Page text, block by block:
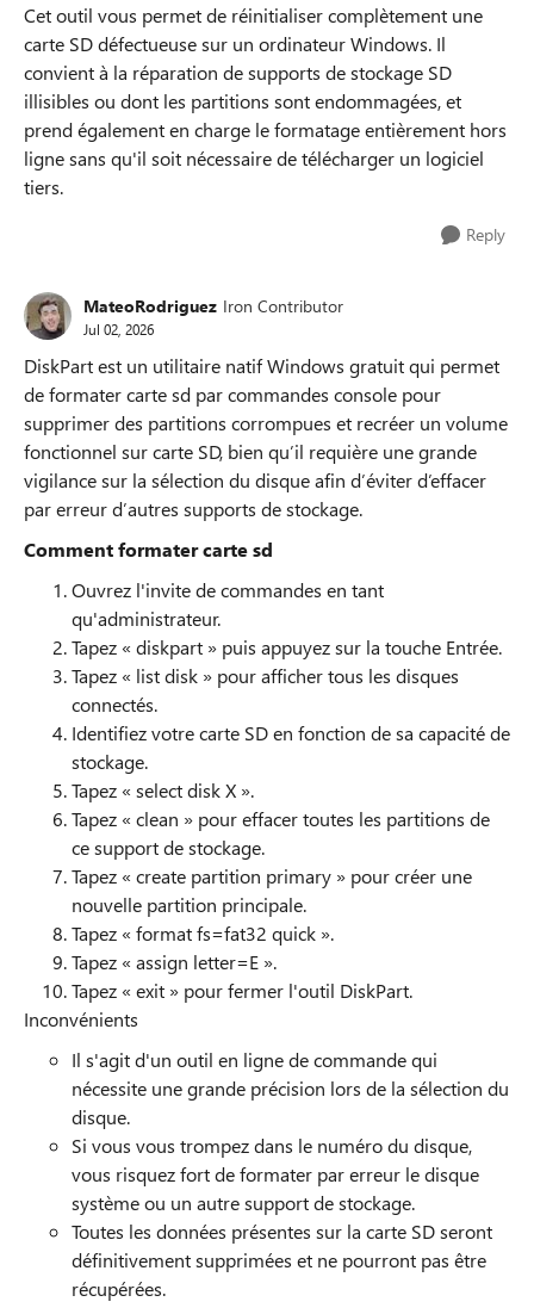
Cet outil vous permet de réinitialiser complètement une
carte SD défectueuse sur un ordinateur Windows. Il
convient à la réparation de supports de stockage SD
illisibles ou dont les partitions sont endommagées, et
prend également en charge le formatage entièrement hors
ligne sans qu'il soit nécessaire de télécharger un logiciel
tiers.
Reply
MateoRodriguez Iron Contributor
Jul 02, 2026
DiskPart est un utilitaire natif Windows gratuit qui permet
de formater carte sd par commandes console pour
supprimer des partitions corrompues et recréer un volume
fonctionnel sur carte SD, bien qu’il requière une grande
vigilance sur la sélection du disque afin d’éviter d’effacer
par erreur d’autres supports de stockage.
Comment formater carte sd
Ouvrez l'invite de commandes en tant
qu'administrateur.
Tapez « diskpart » puis appuyez sur la touche Entrée.
Tapez « list disk » pour afficher tous les disques
connectés.
Identifiez votre carte SD en fonction de sa capacité de
stockage.
Tapez « select disk X ».
Tapez « clean » pour effacer toutes les partitions de
ce support de stockage.
Tapez « create partition primary » pour créer une
nouvelle partition principale.
Tapez « format fs=fat32 quick ».
Tapez « assign letter=E ».
Tapez « exit » pour fermer l'outil DiskPart.
Inconvénients
Il s'agit d'un outil en ligne de commande qui
nécessite une grande précision lors de la sélection du
disque.
Si vous vous trompez dans le numéro du disque,
vous risquez fort de formater par erreur le disque
système ou un autre support de stockage.
Toutes les données présentes sur la carte SD seront
définitivement supprimées et ne pourront pas être
récupérées.